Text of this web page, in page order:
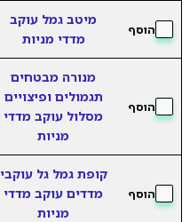
הוסף
מיטב גמל עוקב
מדדי מניות
הוסף
מנורה מבטחים
תגמולים ופיצויים
מסלול עוקב מדדי
מניות
הוסף
קופת גמל גל עוקבי
מדדים עוקב מדדי
מניות